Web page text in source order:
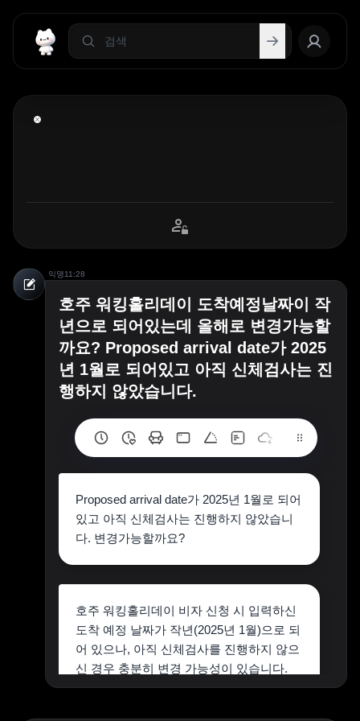
익명11:28
호주 워킹홀리데이 도착예정날짜이 작
년으로 되어있는데 올해로 변경가능할
까요? Proposed arrival date가 2025
년 1월로 되어있고 아직 신체검사는 진
행하지 않았습니다.
Proposed arrival date가 2025년 1월로 되어
있고 아직 신체검사는 진행하지 않았습니
다. 변경가능할까요?
호주 워킹홀리데이 비자 신청 시 입력하신
도착 예정 날짜가 작년(2025년 1월)으로 되
어 있으나, 아직 신체검사를 진행하지 않으
신 경우 충분히 변경 가능성이 있습니다.